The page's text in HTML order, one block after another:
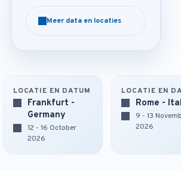
Meer data en locaties
Meer data en locaties
LOCATIE EN DATUM
Frankfurt -
Germany
12 - 16 October
2026
LOCATIE EN
Rome -
9 - 13
2026